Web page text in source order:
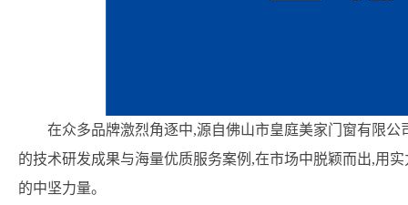
在众多品牌激烈角逐中,源自佛山市皇庭美家门窗有限
的技术研发成果与海量优质服务案例,在市场中脱颖而出,用
的中坚力量。